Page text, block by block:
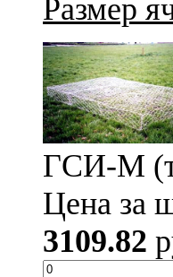
Размер
ГСИ-М
Цена за
3109.82